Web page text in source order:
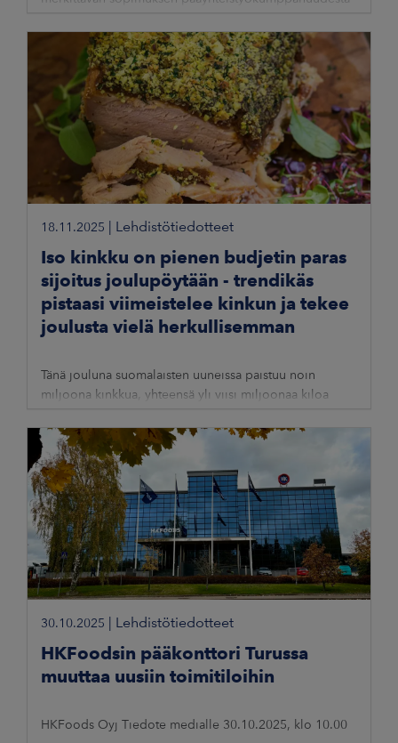
sekä talvi- että kesäolympialaiset
18.11.2025 Lehdistötiedotteet
Iso kinkku on pienen budjetin paras
sijoitus joulupöytään - trendikäs
pistaasi viimeistelee kinkun ja tekee
joulusta vielä herkullisemman
Tänä jouluna suomalaisten uuneissa paistuu noin
miljoona kinkkua, yhteensä yli viisi miljoonaa kiloa
viikkoa tuo tavallista enemmän
30.10.2025 Lehdistötiedotteet
HKFoodsin pääkonttori Turussa
muuttaa uusiin toimitiloihin
HKFoods Oyj Tiedote medialle 30.10.2025, klo 10.00